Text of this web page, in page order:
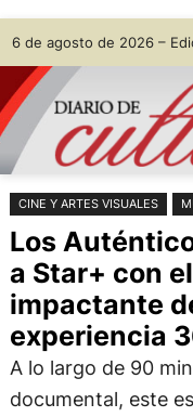
Saltar
al
contenido
Skip
to
content
6 de agosto de 2026 –
CINE Y ARTES VISUALES
Los
a Star+ con
impactante
experiencia
A lo largo de 90
documental, este